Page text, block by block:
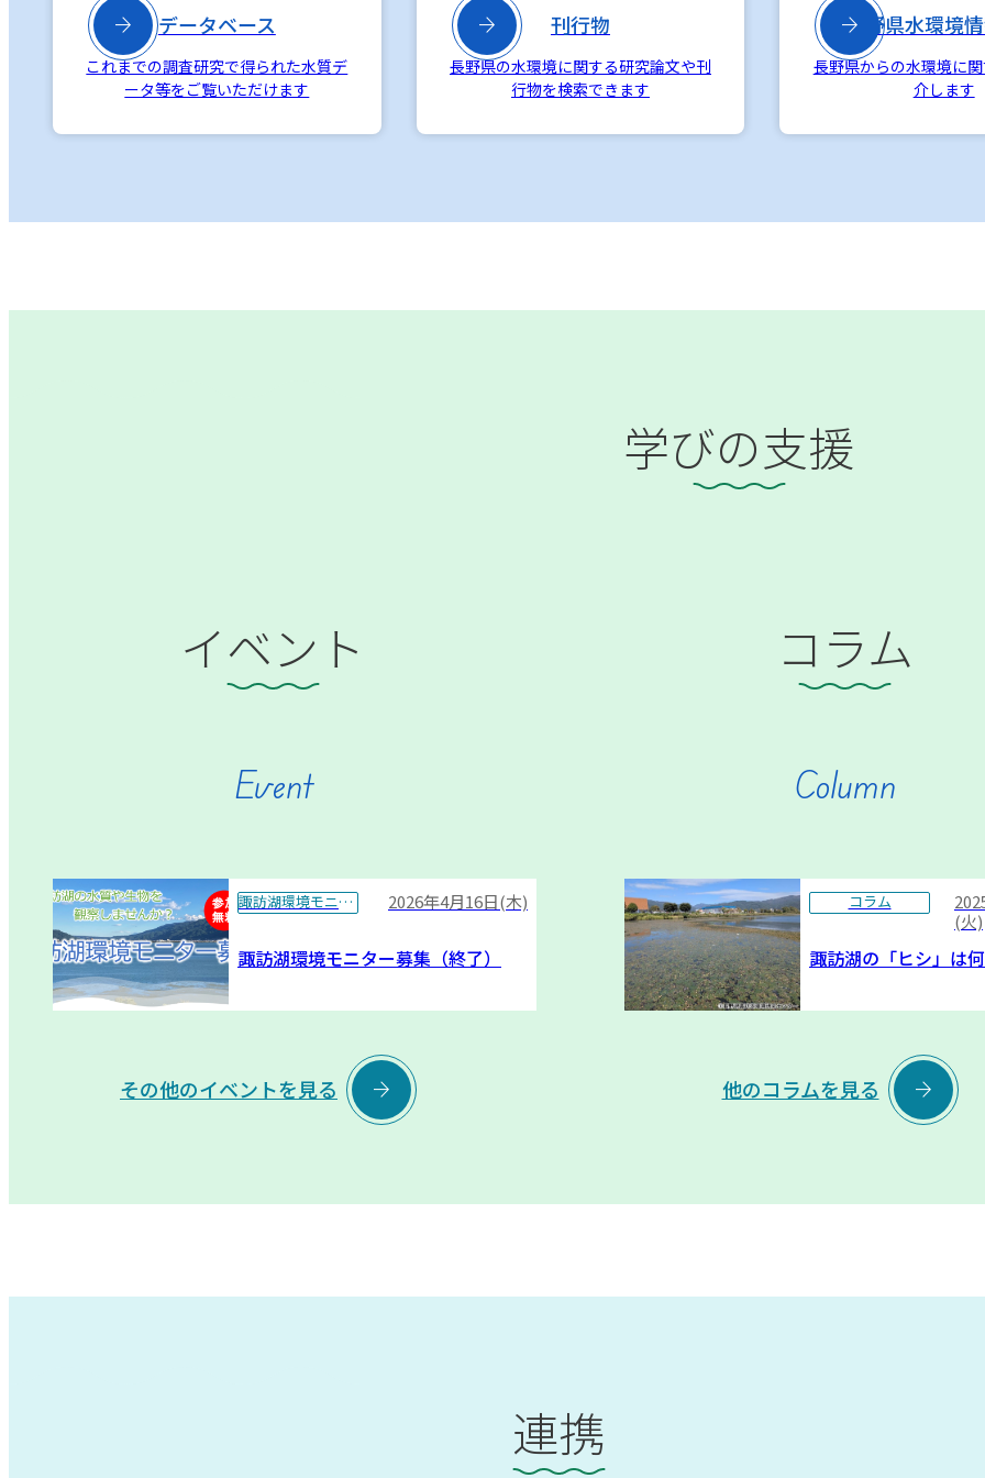
 データベース
これまでの調査研究で得られた水質デ
ータ等をご覧いただけます
 刊行物
長野県の水環境に関する研究論文や刊
行物を検索できます

長野県水環境
長野県からの水環境に
介します
学びの支援
イベント
Event
諏訪湖環境モニター 2026年4月16日(木)
諏訪湖環境モニター募集（終了）
その他のイベントを見る 
コラム
Column
コラム
(火)
諏訪湖の「ヒシ」は
他のコラムを見る 
連携